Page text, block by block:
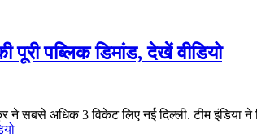
पब्लिक डिमांड, देखें वीडियो
ने सबसे अधिक 3 विकेट लिए नई दिल्ली. टीम